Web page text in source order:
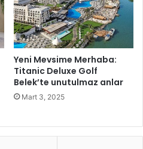
Yeni Mevsime Merhaba:
Titanic Deluxe Golf
Belek’te unutulmaz anlar
Mart 3, 2025